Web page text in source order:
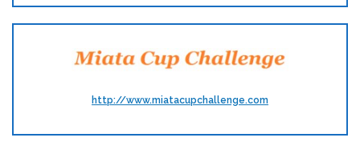
http://www.miatacupchallenge.com